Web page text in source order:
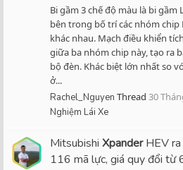
Bi gầm 3 chế độ màu là bi
bên trong bố trí các nhóm chip
khác nhau. Mạch điều khiển
giữa ba nhóm chip này, tạo ra
bộ đèn. Khác biệt lớn nhất so
ở...
Rachel_Nguyen Thread 30
Nghiệm Lái Xe
Mitsubishi XpanderHEV ra
116 mã lực, giá quy đổi từ